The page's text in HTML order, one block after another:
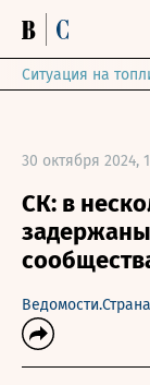
Ситуация на
30 октября 2024,
СК: в
Ведомости.Страна